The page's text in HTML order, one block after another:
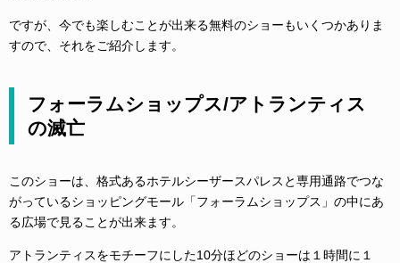
ですが、今でも楽しむことが出来る無料のショーもいくつかありま
すので、それをご紹介します。
フォーラムショップス/アトランティス
の滅亡
このショーは、格式あるホテルシーザースパレスと専用通路でつな
がっているショッピングモール「フォーラムショップス」の中にあ
る広場で見ることが出来ます。
アトランティスをモチーフにした10分ほどのショーは１時間に１